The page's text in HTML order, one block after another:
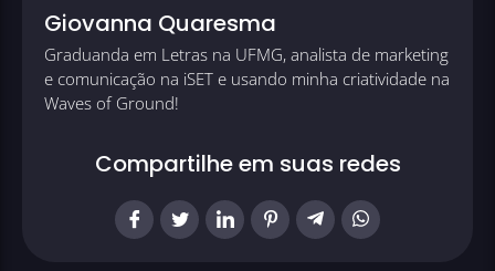
Giovanna Quaresma
Graduanda em Letras na UFMG, analista de marketing
e comunicação na iSET e usando minha criatividade na
Waves of Ground!
Compartilhe em suas redes